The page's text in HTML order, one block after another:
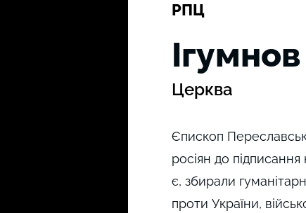
РПЦ
Церква
Єпископ
росіян до
є, збирали
проти України,